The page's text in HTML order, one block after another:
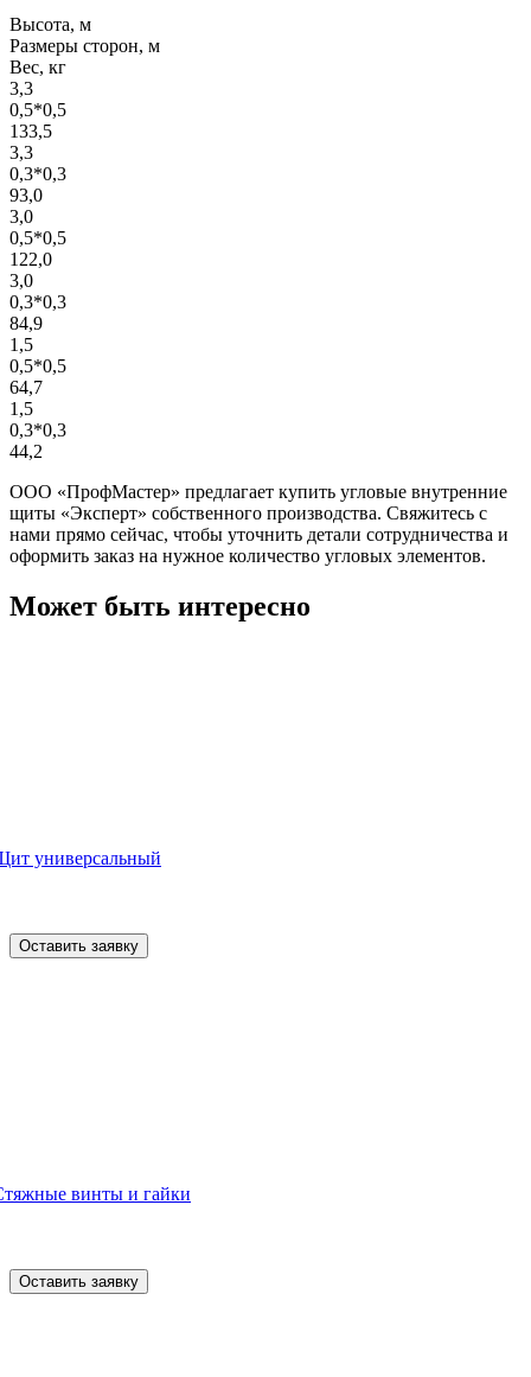
Высота, м
Размеры сторон, м
Вес, кг
3,3
0,5*0,5
133,5
3,3
0,3*0,3
93,0
3,0
0,5*0,5
122,0
3,0
0,3*0,3
84,9
1,5
0,5*0,5
64,7
1,5
0,3*0,3
44,2
ООО «ПрофМастер» предлагает купить угловые внутренние
щиты «Эксперт» собственного производства. Свяжитесь с
нами прямо сейчас, чтобы уточнить детали сотрудничества и
оформить заказ на нужное количество угловых элементов.
Может быть интересно
универсальный
Оставить заявку
винты и гайки
Оставить заявку